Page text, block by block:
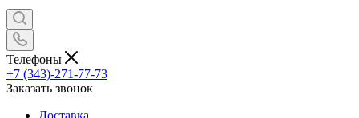
Телефоны
+7 (343)-271-77-73
Заказать звонок
Доставка